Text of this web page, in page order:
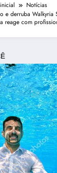
Notícias
e derruba Walkyria
reage com